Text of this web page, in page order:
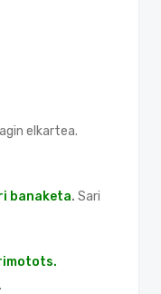
elkartea.
banaketa. Sari